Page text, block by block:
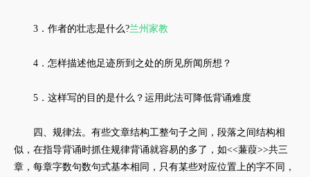
3．作者的壮志是什么?兰州家教
4．怎样描述他足迹所到之处的所见所闻所想？
5．这样写的目的是什么？运用此法可降低背诵难度
四、规律法。有些文章结构工整句子之间，段落之间结构相
似，在指导背诵时抓住规律背诵就容易的多了，如<<蒹葭>>共三
章，每章字数句数句式基本相同，只有某些对应位置上的字不同，